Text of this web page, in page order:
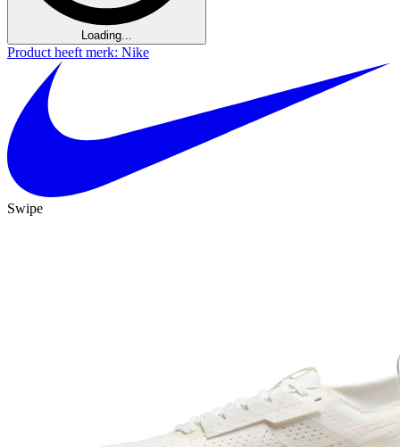
Loading...
Product heeft merk: Nike
Swipe